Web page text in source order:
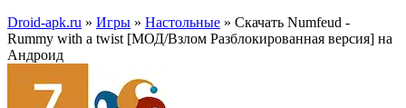
Droid-apk.ru » Игры » Настольные » Скачать Numfeud -
Rummy with a twist [МОД/Взлом Разблокированная версия] на
Андроид